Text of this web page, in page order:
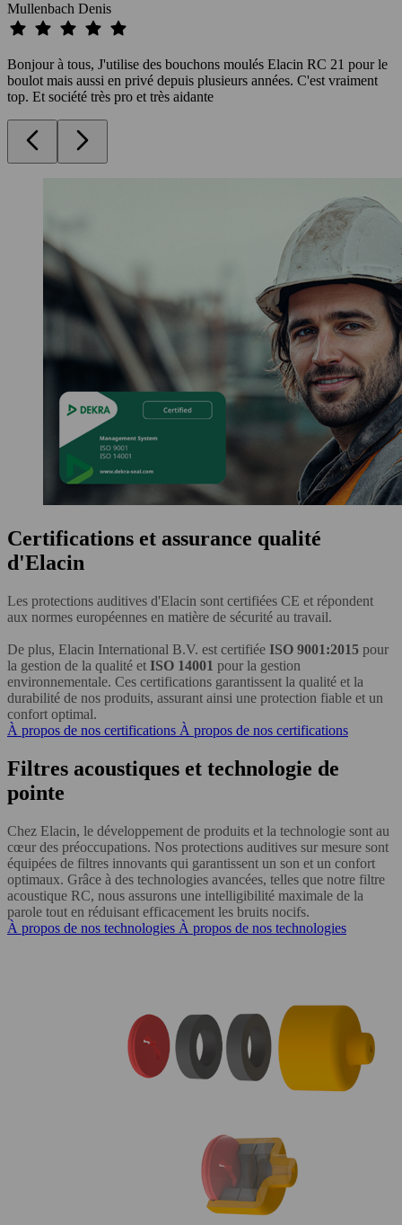
Mullenbach Denis
Bonjour à tous, J'utilise des bouchons moulés Elacin RC 21 pour le
boulot mais aussi en privé depuis plusieurs années. C'est vraiment
top. Et société très pro et très aidante
Certifications et assurance qualité
d'Elacin
Les protections auditives d'Elacin sont certifiées CE et répondent
aux normes européennes en matière de sécurité au travail.
De plus, Elacin International B.V. est certifiée ISO 9001:2015 pour
la gestion de la qualité et ISO 14001 pour la gestion
environnementale. Ces certifications garantissent la qualité et la
durabilité de nos produits, assurant ainsi une protection fiable et un
confort optimal.
À propos de nos certifications À propos de nos certifications
Filtres acoustiques et technologie de
pointe
Chez Elacin, le développement de produits et la technologie sont au
cœur des préoccupations. Nos protections auditives sur mesure sont
équipées de filtres innovants qui garantissent un son et un confort
optimaux. Grâce à des technologies avancées, telles que notre filtre
acoustique RC, nous assurons une intelligibilité maximale de la
parole tout en réduisant efficacement les bruits nocifs.
À propos de nos technologies À propos de nos technologies